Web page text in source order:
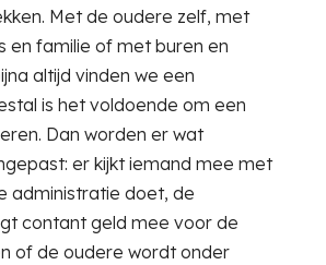
Met de oudere zelf, met
en familie of met buren en
altijd vinden we een
is het voldoende om een
Dan worden er wat
er kijkt iemand mee met
administratie doet, de
contant geld mee voor de
of de oudere wordt onder